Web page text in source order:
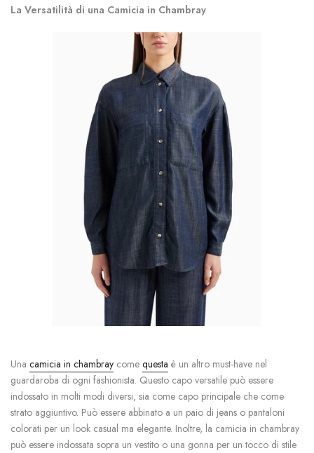
La Versatilità di una Camicia in Chambray
Una camicia in chambray come questa è un altro must-have nel
guardaroba di ogni fashionista. Questo capo versatile può essere
indossato in molti modi diversi, sia come capo principale che come
strato aggiuntivo. Può essere abbinato a un paio di jeans o pantaloni
colorati per un look casual ma elegante. Inoltre, la camicia in chambray
può essere indossata sopra un vestito o una gonna per un tocco di stile